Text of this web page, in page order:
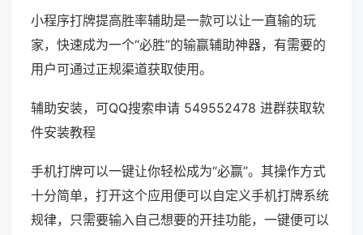
小程序打牌提高胜率辅助是一款可以让一直输的玩
家，快速成为一个“必胜”的输赢辅助神器，有需要的
用户可通过正规渠道获取使用。
辅助安装，可QQ搜索申请 549552478 进群获取软
件安装教程
手机打牌可以一键让你轻松成为“必赢”。其操作方式
十分简单，打开这个应用便可以自定义手机打牌系统
规律，只需要输入自己想要的开挂功能，一键便可以